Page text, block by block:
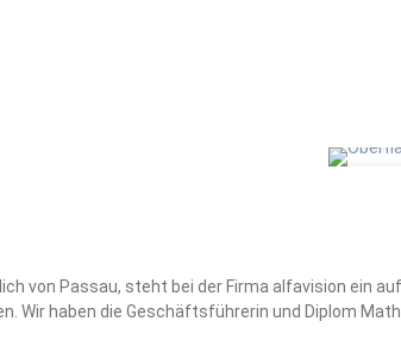
von Passau, steht bei der Firma alfavision ein
Wir haben die Geschäftsführerin und Diplom